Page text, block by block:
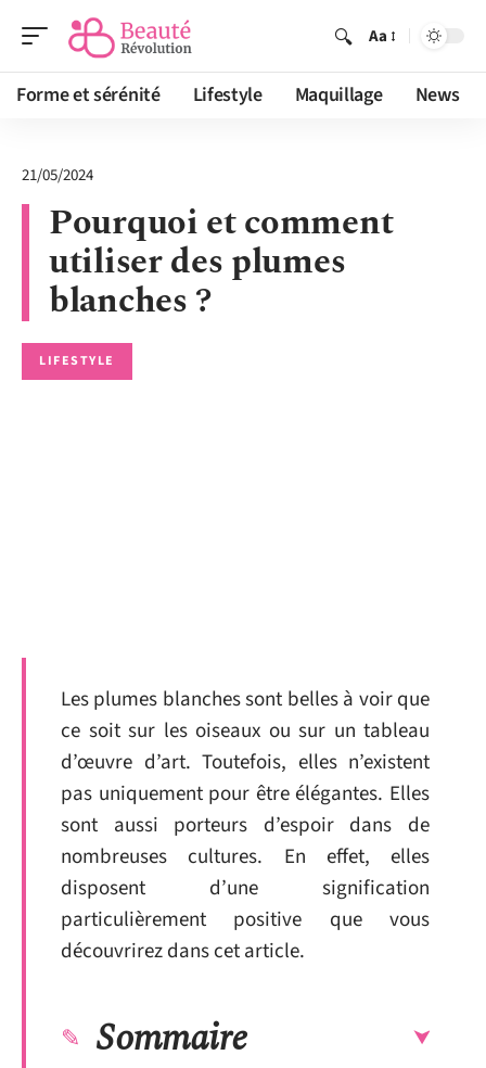
Aa
Forme et sérénité Lifestyle Maquillage News
21/05/2024
Pourquoi et comment
utiliser des plumes
blanches ?
LIFESTYLE
Les plumes blanches sont belles à voir que
ce soit sur les oiseaux ou sur un tableau
d’œuvre d’art. Toutefois, elles n’existent
pas uniquement pour être élégantes. Elles
sont aussi porteurs d’espoir dans de
nombreuses cultures. En effet, elles
disposent d’une signification
particulièrement positive que vous
découvrirez dans cet article.
Sommaire